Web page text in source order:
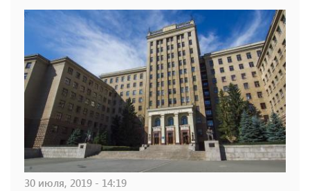
30 июля, 2019 - 14:19